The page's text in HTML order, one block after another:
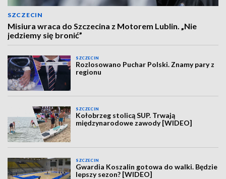
SZCZECIN
Misiura wraca do Szczecina z Motorem Lublin. „Nie
jedziemy się bronić”
SZCZECIN
Rozlosowano Puchar Polski. Znamy pary z
regionu
SZCZECIN
Kołobrzeg stolicą SUP. Trwają
międzynarodowe zawody [WIDEO]
SZCZECIN
Gwardia Koszalin gotowa do walki. Będzie
lepszy sezon? [WIDEO]